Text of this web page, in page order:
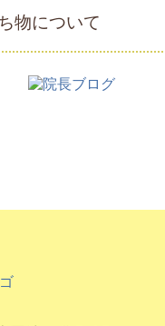
物について